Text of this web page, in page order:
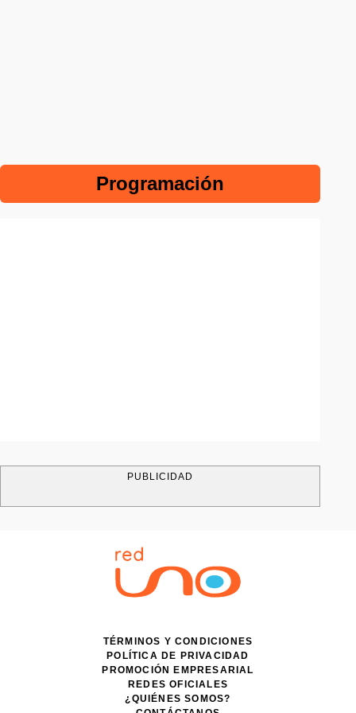
Programación
PUBLICIDAD
TÉRMINOS Y CONDICIONES
POLÍTICA DE PRIVACIDAD
PROMOCIÓN EMPRESARIAL
REDES OFICIALES
¿QUIÉNES SOMOS?